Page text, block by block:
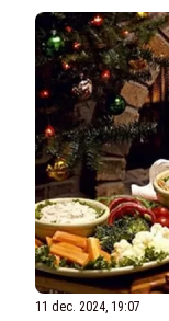
11 dec. 2024, 19:07